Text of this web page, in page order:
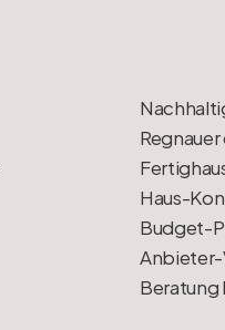
Haus-
Budget-